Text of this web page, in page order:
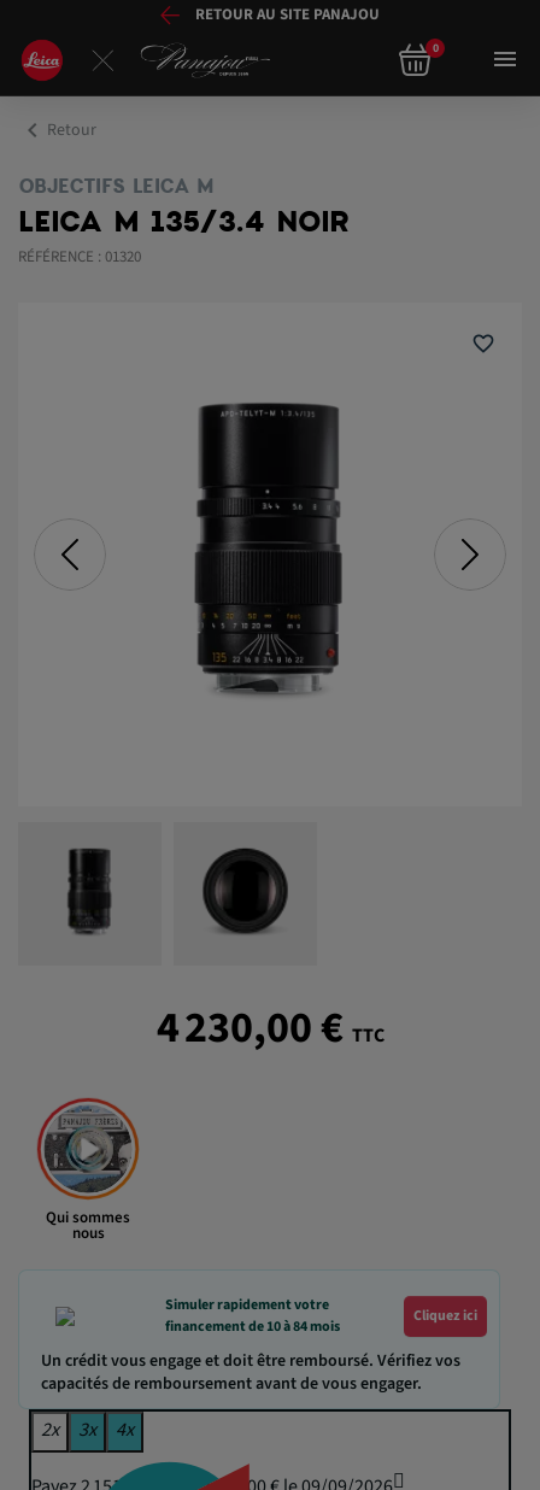
RETOUR AU SITE PANAJOU
0 
chevron_left Retour
OBJECTIFS LEICA M
LEICA M 135/3.4 NOIR
RÉFÉRENCE : 01320
favorite_border
4 230,00 € TTC
Qui sommes
nous
Simuler rapidement votre
financement de 10 à 84 mois
Cliquez ici
Un crédit vous engage et doit être remboursé. Vérifiez vos
capacités de remboursement avant de vous engager.
2x 3x 4x